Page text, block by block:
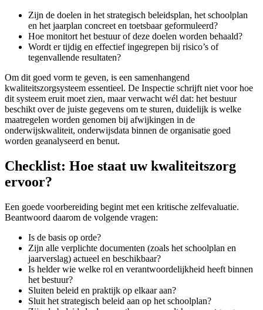
Zijn de doelen in het strategisch beleidsplan, het schoolplan
en het jaarplan concreet en toetsbaar geformuleerd?
Hoe monitort het bestuur of deze doelen worden behaald?
Wordt er tijdig en effectief ingegrepen bij risico’s of
tegenvallende resultaten?
Om dit goed vorm te geven, is een samenhangend
kwaliteitszorgsysteem essentieel. De Inspectie schrijft niet voor hoe
dit systeem eruit moet zien, maar verwacht wél dat: het bestuur
beschikt over de juiste gegevens om te sturen, duidelijk is welke
maatregelen worden genomen bij afwijkingen in de
onderwijskwaliteit, onderwijsdata binnen de organisatie goed
worden geanalyseerd en benut.
Checklist: Hoe staat uw kwaliteitszorg
ervoor?
Een goede voorbereiding begint met een kritische zelfevaluatie.
Beantwoord daarom de volgende vragen:
Is de basis op orde?
Zijn alle verplichte documenten (zoals het schoolplan en
jaarverslag) actueel en beschikbaar?
Is helder wie welke rol en verantwoordelijkheid heeft binnen
het bestuur?
Sluiten beleid en praktijk op elkaar aan?
Sluit het strategisch beleid aan op het schoolplan?